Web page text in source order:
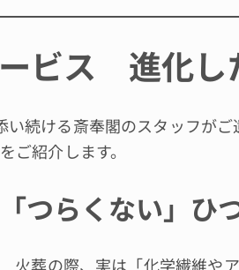
ビス 進化し
続ける斎奉閣のスタッフが
ご紹介します。
「つらくない」ひ
火葬の際、実は「化学繊維や